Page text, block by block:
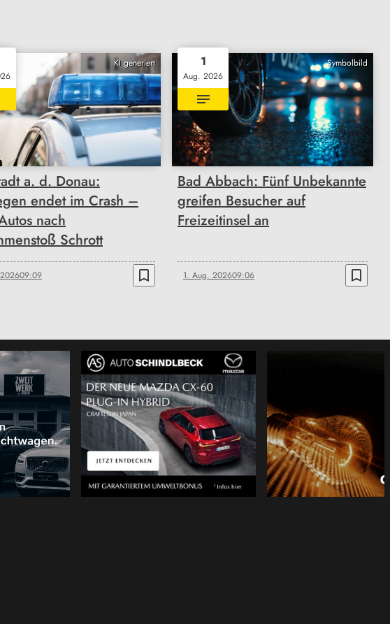
KI generiert
a. d. Donau:
endet im Crash –
nach
Schrott
09:09 bookmark_border
Symbolbild
1
Aug. 2026
Bad Abbach: Fünf Unbekannte
greifen Besucher auf
Freizeitinsel an
1. Aug. 202609:06 bookmark_border